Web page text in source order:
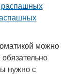
можно
нужно с